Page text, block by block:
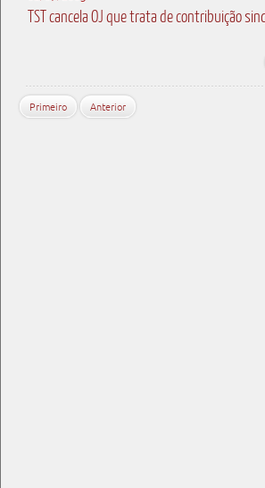
TST cancela OJ que trata de contribuição
Primeiro Anterior